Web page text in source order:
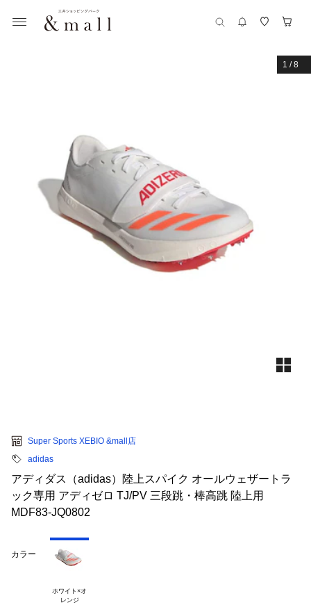
1 /8
Super Sports XEBIO &mall店
adidas
アディダス（adidas）陸上スパイク オールウェザートラ
ック専用 アディゼロ TJ/PV 三段跳・棒高跳 陸上用
MDF83-JQ0802
カラー
ホワイト×オ
レンジ